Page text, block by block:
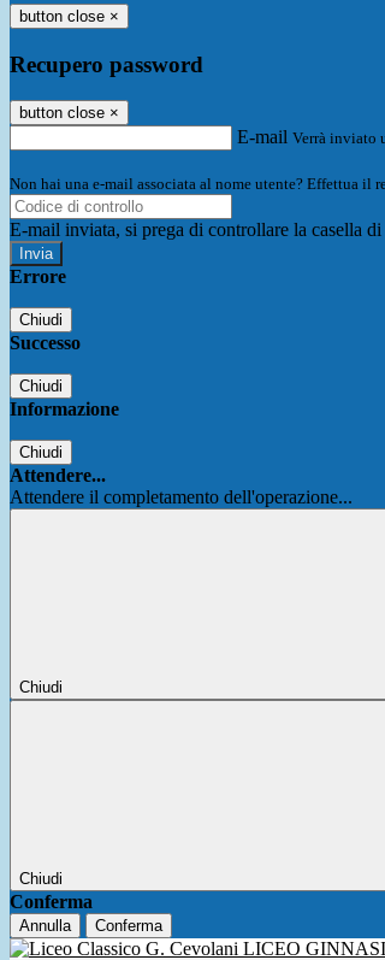
button close ×
Recupero password
button close ×
E-mail Verrà inviato
Non hai una e-mail associata al nome utente? Effettua il
E-mail inviata, si prega di controllare la casella
Errore
Chiudi
Successo
Chiudi
Informazione
Chiudi
Attendere...
Attendere il completamento dell'operazione...
Chiudi
Chiudi
Conferma
Annulla Conferma
LICEO